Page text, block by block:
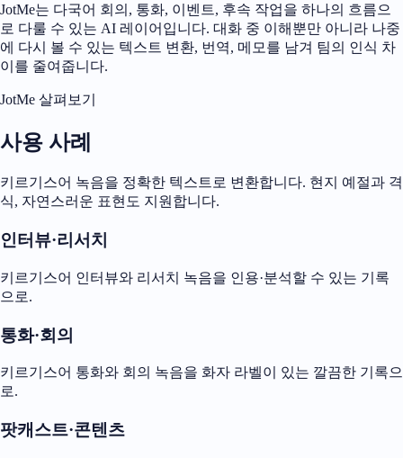
JotMe는 다국어 회의, 통화, 이벤트, 후속 작업을 하나의 흐름으
로 다룰 수 있는 AI 레이어입니다. 대화 중 이해뿐만 아니라 나중
에 다시 볼 수 있는 텍스트 변환, 번역, 메모를 남겨 팀의 인식 차
이를 줄여줍니다.
JotMe 살펴보기
사용 사례
키르기스어 녹음을 정확한 텍스트로 변환합니다. 현지 예절과 격
식, 자연스러운 표현도 지원합니다.
인터뷰·리서치
키르기스어 인터뷰와 리서치 녹음을 인용·분석할 수 있는 기록
으로.
통화·회의
키르기스어 통화와 회의 녹음을 화자 라벨이 있는 깔끔한 기록으
로.
팟캐스트·콘텐츠